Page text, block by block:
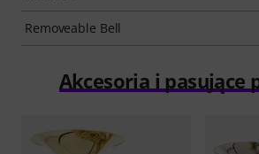
Removeable Bell
Akcesoria i pasujące